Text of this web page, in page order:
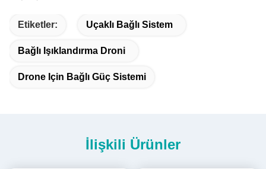
Etiketler: Uçaklı Bağlı Sistem
Bağlı Işıklandırma Droni
Drone Için Bağlı Güç Sistemi
İlişkili Ürünler